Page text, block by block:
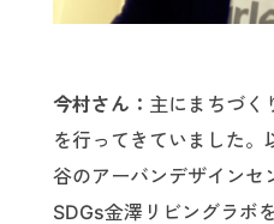
今村さん： 主にまちづく
を行ってきていました。
谷のアーバンデザインセ
SDGs金澤リビングラボ